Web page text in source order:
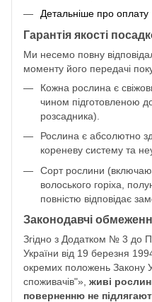
Детальніше про оплату
Гарантія якості
Ми несемо повну
моменту його передачі
Кожна рослина є
чином підготовленою
розсадника).
Рослина є абсолютно
кореневу систему та
Сорт рослини
волоського горіха,
повністю відповідає
Законодавчі
Згідно з Додатком № 3 до
України від 19 березня
окремих положень Закону
споживачів"», живі
поверненню не